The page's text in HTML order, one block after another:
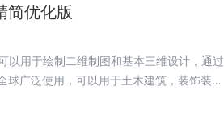
简优化版
以用于绘制二维制图和基本三维设计，通过
球广泛使用，可以用于土木建筑，装饰装